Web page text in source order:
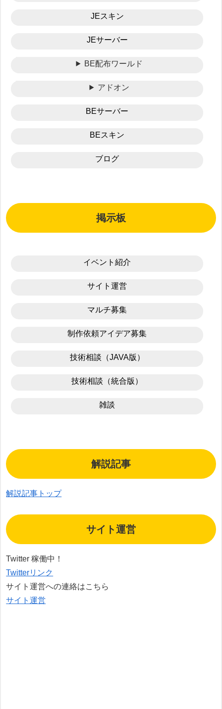
JEスキン
JEサーバー
BE配布ワールド
アドオン
BEサーバー
BEスキン
ブログ
掲示板
イベント紹介
サイト運営
マルチ募集
制作依頼アイデア募集
技術相談（JAVA版）
技術相談（統合版）
雑談
解説記事
解説記事トップ
サイト運営
Twitter 稼働中！
Twitterリンク
サイト運営への連絡はこちら
サイト運営